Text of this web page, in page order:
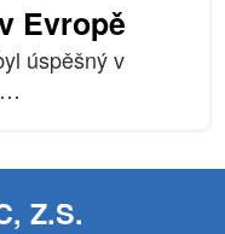
Evropě
úspěšný v
…
Z.S.